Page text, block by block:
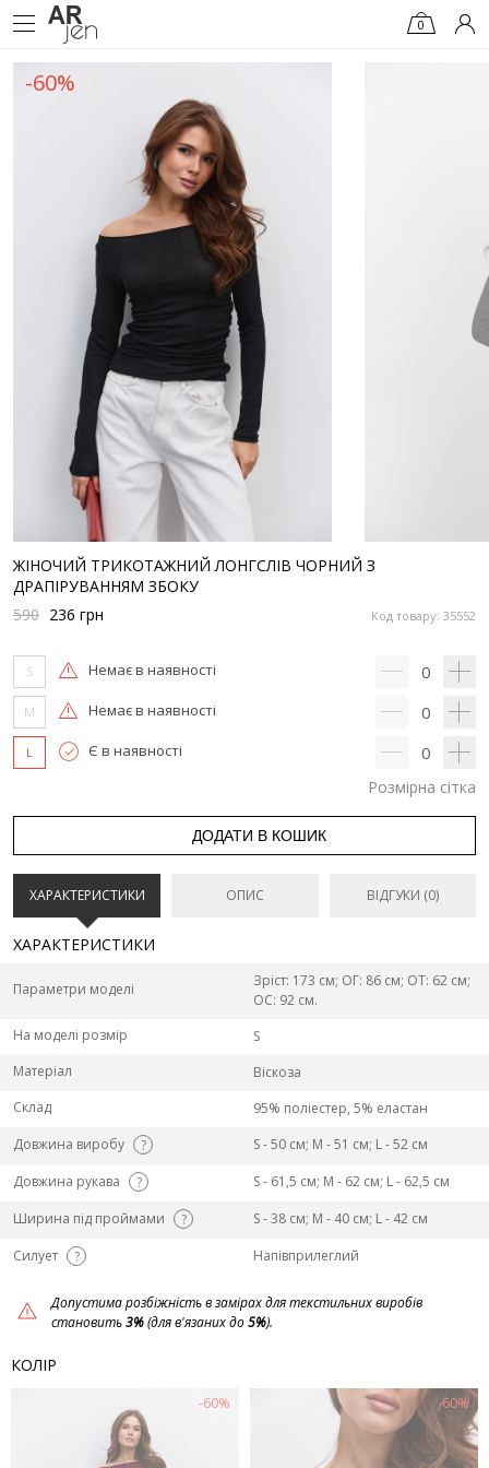
0
-60%
ЖІНОЧИЙ ТРИКОТАЖНИЙ ЛОНГСЛІВ ЧОРНИЙ З
ДРАПІРУВАННЯМ ЗБОКУ
Код товару: 35552
590 236 грн
S Немає в наявності 0
M Немає в наявності 0
L Є в наявності 0
Розмірна сітка
ДОДАТИ В КОШИК
ХАРАКТЕРИСТИКИ ОПИС ВІДГУКИ (0)
ХАРАКТЕРИСТИКИ
Параметри моделі
Зріст: 173 см; ОГ: 86 см; ОТ: 62 см;
ОС: 92 см.
На моделі розмір
S
Матеріал
Віскоза
Склад
95% поліестер, 5% еластан
Довжина виробу
?
S - 50 см; M - 51 см; L - 52 см
Довжина рукава
?
S - 61,5 см; M - 62 см; L - 62,5 см
Ширина під проймами
?
S - 38 см; M - 40 см; L - 42 см
Силует
? Напівприлеглий
Допустима розбіжність в замірах для текстильних виробів
становить3%(для в'язаних до5%).
КОЛІР
-60% -60%